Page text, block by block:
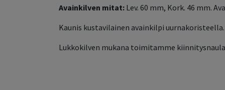
Avainkilven mitat: Lev. 60 mm, Kork. 46 mm.
Kaunis kustavilainen avainkilpi uurnakoristeella.
Lukkokilven mukana toimitamme